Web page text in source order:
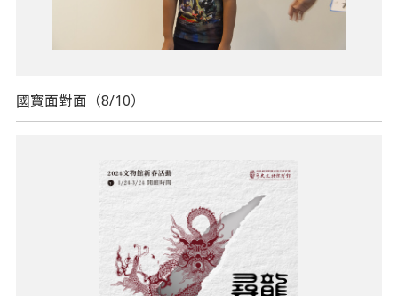
國寶面對面（8/10）